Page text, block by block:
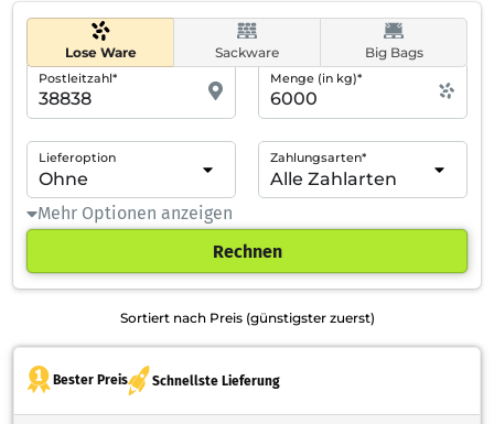
Lose Ware Sackware Big Bags
Postleitzahl* Menge (in kg)*
Lieferoption Zahlungsarten*
Mehr Optionen anzeigen
Rechnen
Sortiert nach Preis (günstigster zuerst)
Bester Preis Schnellste Lieferung